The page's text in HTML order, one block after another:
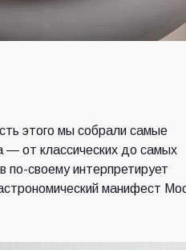
этого мы собрали самые
— от классических до самых
своему интерпретирует
манифест